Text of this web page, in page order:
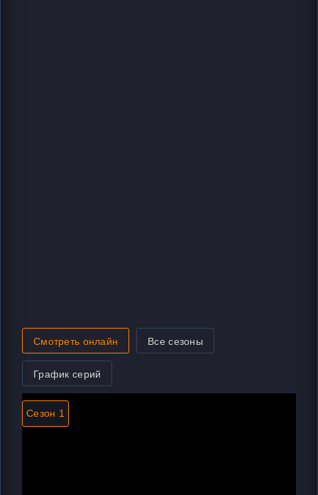
Смотреть онлайн Все сезоны
График серий
Сезон 1